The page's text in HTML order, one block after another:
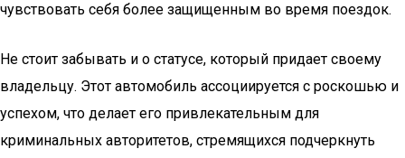
чувствовать себя более защищенным во время поездок.
Не стоит забывать и о статусе, который придает своему
владельцу. Этот автомобиль ассоциируется с роскошью и
успехом, что делает его привлекательным для
криминальных авторитетов, стремящихся подчеркнуть